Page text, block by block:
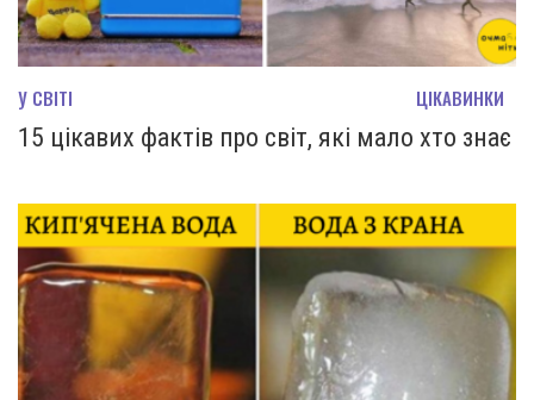
У СВІТІ ЦІКАВИНКИ
15 цікавих фактів про світ, які мало хто знає